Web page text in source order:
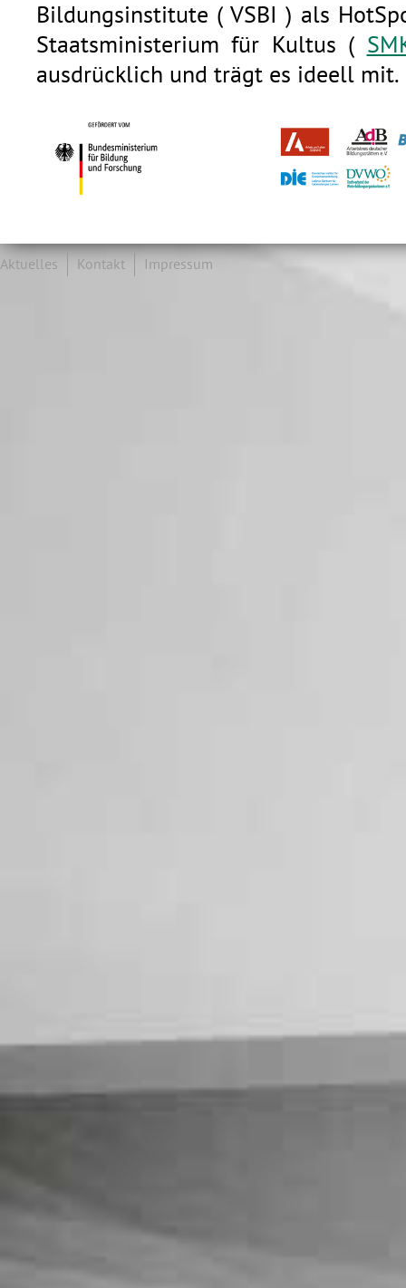
Bildungsinstitute ( VSBI ) als
Staatsministerium für Kultus (
ausdrücklich und trägt es ideell mit.
Aktuelles Kontakt Impressum